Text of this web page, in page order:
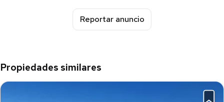
Reportar anuncio
Propiedades similares